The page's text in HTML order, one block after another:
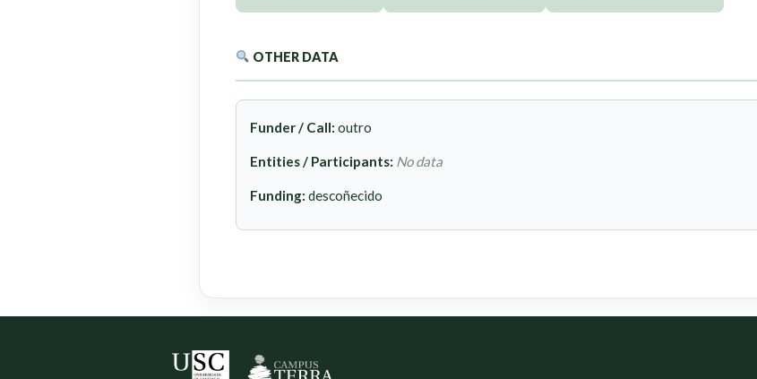
OTHER DATA
Funder / Call: outro
Entities / Participants: No data
Funding: descoñecido